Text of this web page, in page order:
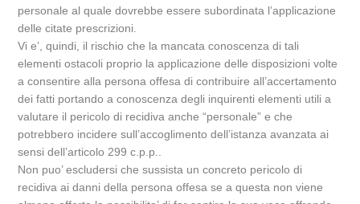
personale al quale dovrebbe essere subordinata l’applicazione
delle citate prescrizioni.
Vi e’, quindi, il rischio che la mancata conoscenza di tali
elementi ostacoli proprio la applicazione delle disposizioni volte
a consentire alla persona offesa di contribuire all’accertamento
dei fatti portando a conoscenza degli inquirenti elementi utili a
valutare il pericolo di recidiva anche “personale” e che
potrebbero incidere sull’accoglimento dell’istanza avanzata ai
sensi dell’articolo 299 c.p.p..
Non puo’ escludersi che sussista un concreto pericolo di
recidiva ai danni della persona offesa se a questa non viene